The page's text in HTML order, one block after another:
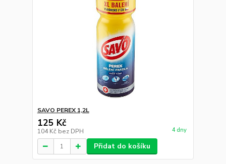
SAVO PEREX 1,2L
125 Kč
104 Kč bez DPH 4 dny
Přidat do košíku